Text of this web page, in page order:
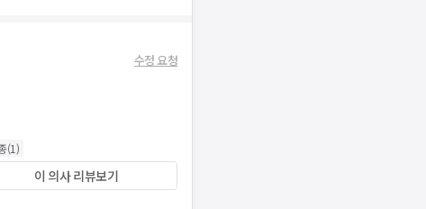
수정 요청
(1)
이 의사 리뷰보기